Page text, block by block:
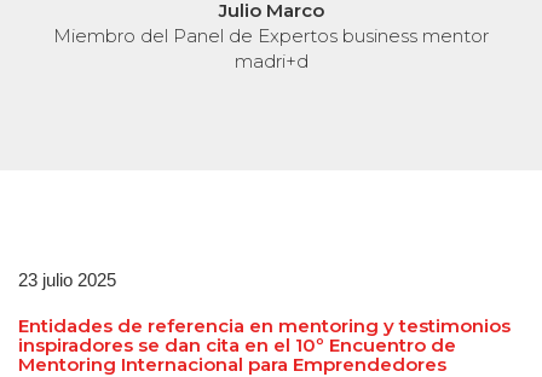
Julio Marco
Miembro del Panel de Expertos business mentor
madri+d
23 julio 2025
Entidades de referencia en mentoring y testimonios
inspiradores se dan cita en el 10º Encuentro de
Mentoring Internacional para Emprendedores